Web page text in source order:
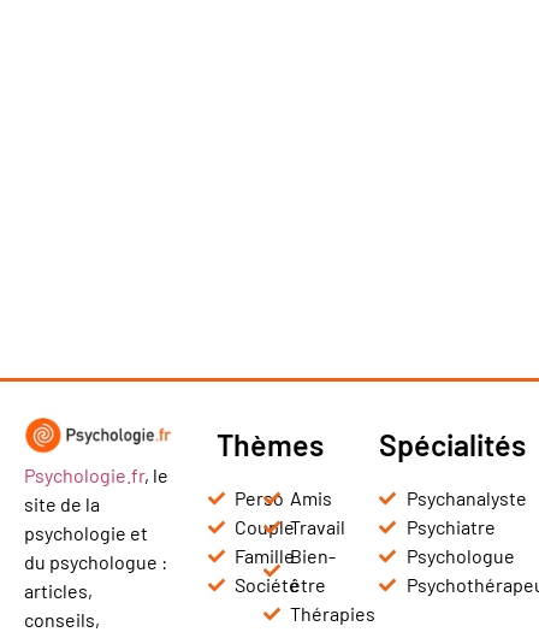
Psychologie.fr, le
site de la
psychologie et
du psychologue :
articles,
conseils,
Thèmes
Perso
Couple
Famille
Société
Amis
Travail
Bien-
être
Thérapies
Spécialités
Psychanalyste
Psychiatre
Psychologue